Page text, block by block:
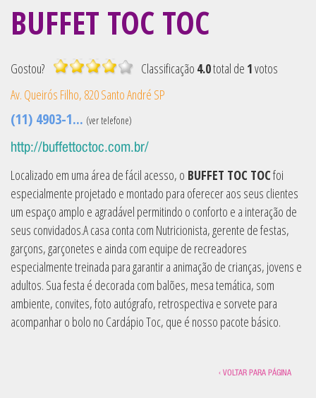
BUFFET TOC TOC
Gostou? Classificação 4.0total de 1votos
Av. Queirós Filho, 820Santo André SP
(11) 4903-1... (ver telefone)
http://buffettoctoc.com.br/
Localizado em uma área de fácil acesso, o BUFFET TOC TOCfoi
especialmente projetado e montado para oferecer aos seus clientes
um espaço amplo e agradável permitindo o conforto e a interação de
seus convidados.A casa conta com Nutricionista, gerente de festas,
garçons, garçonetes e ainda com equipe de recreadores
especialmente treinada para garantir a animação de crianças, jovens e
adultos. Sua festa é decorada com balões, mesa temática, som
ambiente, convites, foto autógrafo, retrospectiva e sorvete para
acompanhar o bolo no Cardápio Toc, que é nosso pacote básico.
‹ VOLTAR PARA PÁGINA